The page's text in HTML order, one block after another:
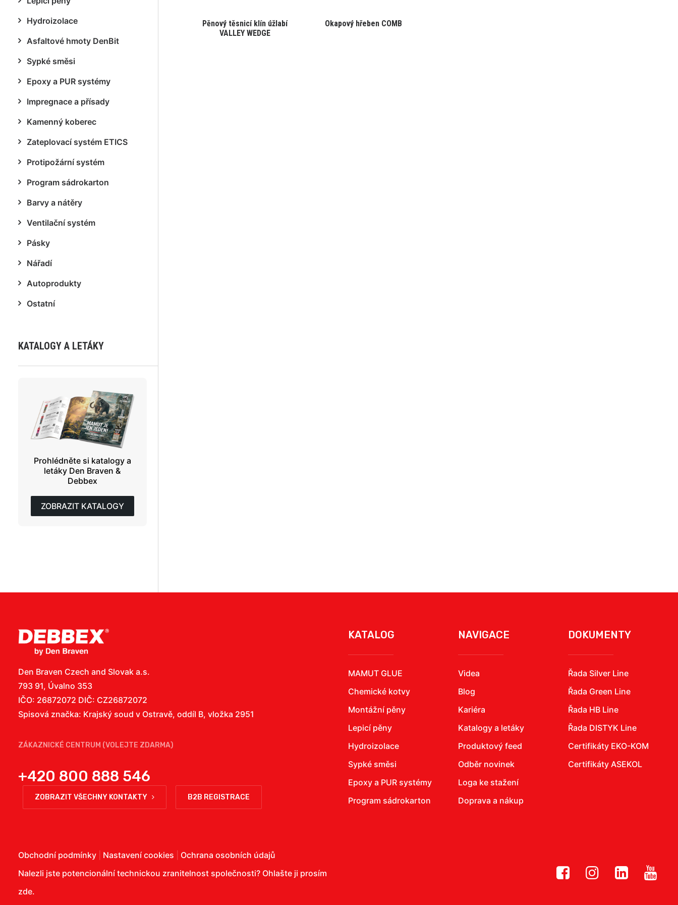
Hydroizolace
Asfaltové hmoty DenBit
Sypké směsi
Epoxy a PUR systémy
Impregnace a přísady
Kamenný koberec
Zateplovací systém ETICS
Protipožární systém
Program sádrokarton
Barvy a nátěry
Ventilační systém
Pásky
Nářadí
Autoprodukty
Ostatní
KATALOGY A LETÁKY
Prohlédněte si katalogy a
letáky Den Braven &
Debbex
ZOBRAZIT KATALOGY
Pěnový těsnicí klín úžlabí
VALLEY WEDGE
Okapový hřeben COMB
Den Braven Czech and Slovak a.s.
793 91, Úvalno 353
IČO: 26872072 DIČ: CZ26872072
Spisová značka: Krajský soud v Ostravě, oddíl B, vložka 2951
ZÁKAZNICKÉ CENTRUM (VOLEJTE ZDARMA)
+420 800 888 546
ZOBRAZIT VŠECHNY KONTAKTY B2B REGISTRACE
KATALOG
MAMUT GLUE
Chemické kotvy
Montážní pěny
Lepicí pěny
Hydroizolace
Sypké směsi
Epoxy a PUR systémy
Program sádrokarton
NAVIGACE
Videa
Blog
Kariéra
Katalogy a letáky
Produktový feed
Odběr novinek
Loga ke stažení
Doprava a nákup
DOKUMENTY
Řada Silver Line
Řada Green Line
Řada HB Line
Řada DISTYK Line
Certifikáty EKO-KOM
Certifikáty ASEKOL
Obchodní podmínky Nastavení cookies
Ochrana osobních údajů
Nalezli jste potencionální technickou zranitelnost společnosti? Ohlašte ji prosím
zde.